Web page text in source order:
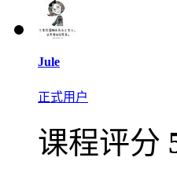
Jule
正式用户
课程评分